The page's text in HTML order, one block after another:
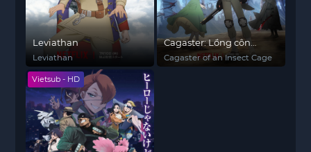
Leviathan
Leviathan
Cagaster: Lồng côn
trùng
Cagaster of an Insect Cage
Vietsub - HD